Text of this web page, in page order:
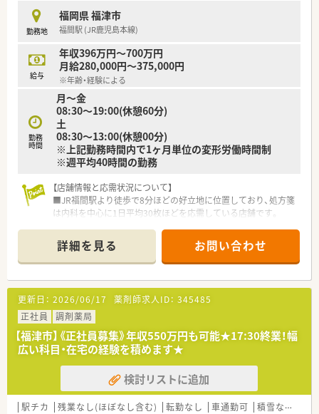
■お客様の満足度をあげるには社員の満足度を上げるしかない
と考えており、社員のワークライフバランスを真剣に考え従業員
が働きやすい環境作りに取り組んでいます。
■出産・育児休暇の取得率が高く、常時30～40名が育児に専念し
ており復帰率が非常に高いです。（2022年6月時点）
■正社員の就業時間は、週40時間の月単位の変形労働時間制。長
時間になりがちな医療業界で「全社員残業ゼロ（繁忙期除く）」を
目指しております。
■九州ではめずらしい完全週休2日制の薬局で年間休日115日ご
ざいます。プライベートの充実が仕事の質につながるという観
点で、「従業員満足がお客様満足につながる」という理念の根幹
であり、長年従業員から愛される秘訣です。
ハートクロス休暇(長期有給消化制度)や育休・産休取得率が高
＜充実の研修制度＞
■必須研修やアドバンス研修、マネジメント研修などご自身の
ーション、漢方やがん専門薬剤師など、様々なキャリア構築に向
けた研修内容を取り揃えています。
■実務経験が無い方やブランクがある方も安心できる教育プロ
グラムがあるので安心してスキルアップ出来ます。
■社員教育に関しては、基本研修から興味ある分野を学べるテー
マ別研修があり、その他年次や役職に合わせた研修が充実してい
ます。
■がん専門薬剤師は、九州がんセンターと九州大学病院と提携を
しており、症例集めなどは可能です。
■自社開発の150コンテンツある動画は自宅でも視聴可能なよ
うに1社員1IDが付与されています。
■e‐learningは会社負担で受ける事ができ、認定薬剤師資格の
取得も可能です。
勤務地
福岡県 福津市
福間駅 (JR鹿児島本線)
給与
年収396万円～700万円
月給280,000円～375,000円
※年齢・経験による
勤務
時間
月～金
08:30～19:00(休憩60分)
土
08:30～13:00(休憩00分)
※上記勤務時間内で1ヶ月単位の変形労働時間制
※週平均40時間の勤務
【店舗情報と応需状況について】
■JR福間駅より徒歩で8分ほどの好立地に位置しており、処方箋
は内科を中心に1日平均30枚ほどを応需している店舗です。
来だけでなく地域医療に深く貢献できる体制が整っています。
■薬剤師は正社員3名に加えて事務職も正社員が2名在籍してお
り、透析の処方日には3名体制以上で手厚く対応しています。
【法人特徴について】
■特定の地域を中心に医療モール型薬局を60店舗以上展開して
おり、昨年末からは大手医療グループの傘下となりました。
■M&Aに頼らずクリニックの開業支援を通じた新規出店を続け
ており、地域インフラとして安定した経営基盤を築いています。
■薬剤師が対人業務に集中できるよう最新設備の導入を推進し
ており、地域の街づくりに貢献することを企業理念としていま
【こんな方にオススメ】
詳細を見る お問い合わせ
更新日： 2026/06/17 薬剤師求人ID： 345485
正社員
調剤薬局
【福津市】《正社員募集》年収550万円も可能★17:30終業！幅
広い科目・在宅の経験を積めます★
検討リストに追加
駅チカ 残業なし(ほぼなし含む) 転勤なし 車通勤可 積雪なし